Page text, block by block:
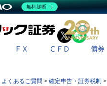
X
ＦＸ ＣＦＤ 債券
よくあるご質問 > 確定申告・証券税制 >
無料診断